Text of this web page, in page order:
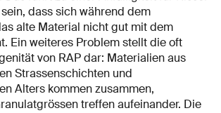
dass sich während dem
alte Material nicht gut mit dem
Ein weiteres Problem stellt die oft
von RAP dar: Materialien aus
Strassenschichten und
Alters kommen zusammen,
treffen aufeinander. Die